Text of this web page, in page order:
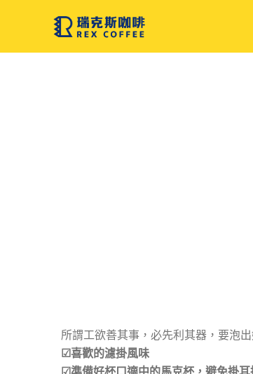
主
☑喜歡的濾掛風味​